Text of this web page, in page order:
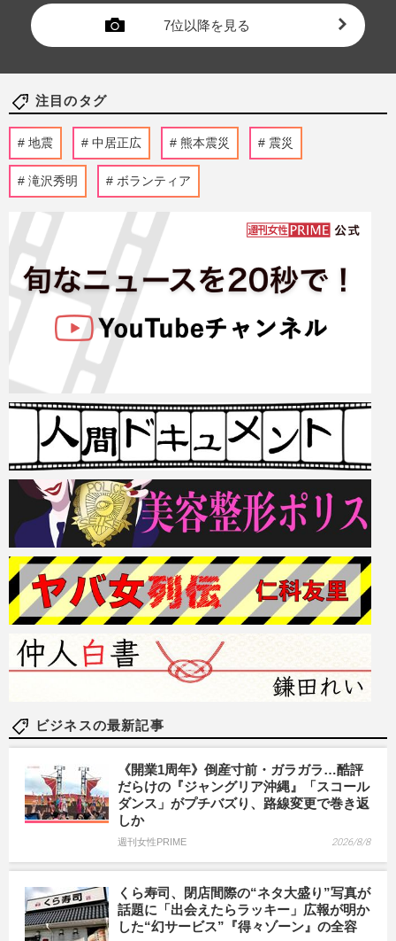
7位以降を見る
注目のタグ
地震 中居正広 熊本震災 震災
滝沢秀明 ボランティア
ビジネスの最新記事
《開業1周年》倒産寸前・ガラガラ…酷評
だらけの『ジャングリア沖縄』「スコール
ダンス」がプチバズり、路線変更で巻き返
しか
週刊女性PRIME 2026/8/8
くら寿司、閉店間際の“ネタ大盛り”写真が
話題に「出会えたらラッキー」広報が明か
した“幻サービス”『得々ゾーン』の全容